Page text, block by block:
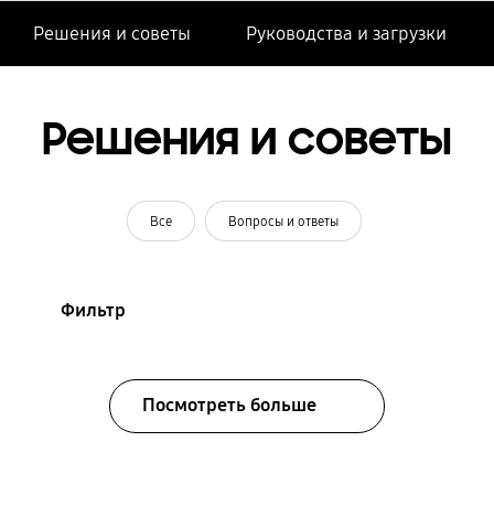
Решения и советы Руководства и загрузки
Решения и советы
Все Вопросы и ответы
Фильтр
Посмотреть больше